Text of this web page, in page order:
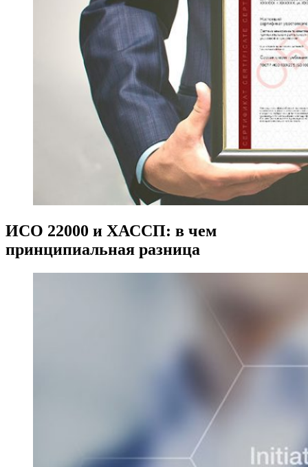
ИСО 22000 и ХАССП: в чем
принципиальная разница